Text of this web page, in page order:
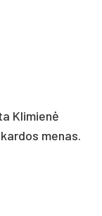
Klimienė
menas.